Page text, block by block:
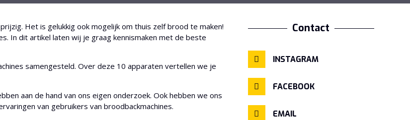
Het is gelukkig ook mogelijk om thuis zelf brood te maken!
In dit artikel laten wij je graag kennismaken met de beste
samengesteld. Over deze 10 apparaten vertellen we je
aan de hand van ons eigen onderzoek. Ook hebben we ons
van gebruikers van broodbackmachines.
Contact
INSTAGRAM
FACEBOOK
EMAIL